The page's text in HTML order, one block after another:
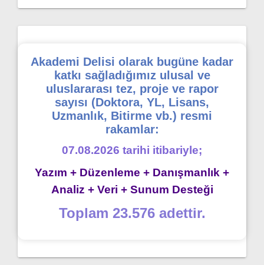
Akademi Delisi olarak bugüne kadar
katkı sağladığımız ulusal ve
uluslararası tez, proje ve rapor
sayısı (Doktora, YL, Lisans,
Uzmanlık, Bitirme vb.) resmi
rakamlar:
07.08.2026 tarihi itibariyle;
Yazım + Düzenleme + Danışmanlık +
Analiz + Veri + Sunum Desteği
Toplam 23.576 adettir.